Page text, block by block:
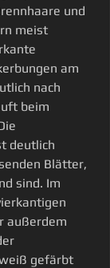
und
meist
am
nach
beim
deutlich
Blätter,
sind. Im
außerdem
gefärbt